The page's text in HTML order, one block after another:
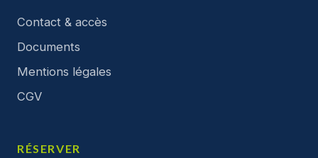
Contact & accès
Documents
Mentions légales
CGV
RÉSERVER